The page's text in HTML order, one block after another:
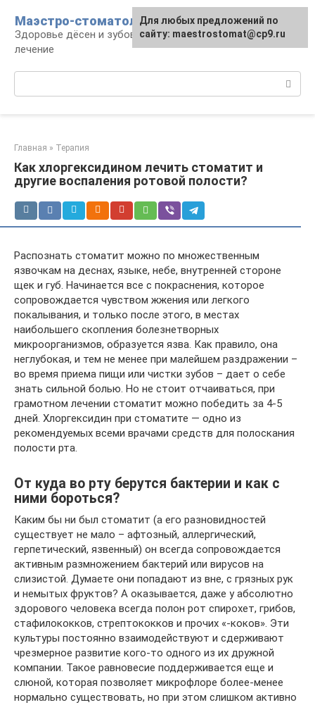
контенту
Маэстро-стоматолог
Здоровье дёсен и зубов, диагностика и
лечение
Главная » Терапия
Как хлоргексидином лечить стоматит и
другие воспаления ротовой полости?
Распознать стоматит можно по множественным
язвочкам на деснах, языке, небе, внутренней стороне
щек и губ. Начинается все с покраснения, которое
сопровождается чувством жжения или легкого
покалывания, и только после этого, в местах
наибольшего скопления болезнетворных
микроорганизмов, образуется язва. Как правило, она
неглубокая, и тем не менее при малейшем раздражении –
во время приема пищи или чистки зубов – дает о себе
знать сильной болью. Но не стоит отчаиваться, при
грамотном лечении стоматит можно победить за 4-5
дней. Хлоргексидин при стоматите — одно из
рекомендуемых всеми врачами средств для полоскания
полости рта.
От куда во рту берутся бактерии и как с
ними бороться?
Каким бы ни был стоматит (а его разновидностей
существует не мало – афтозный, аллергический,
герпетический, язвенный) он всегда сопровождается
активным размножением бактерий или вирусов на
слизистой. Думаете они попадают из вне, с грязных рук
и немытых фруктов? А оказывается, даже у абсолютно
здорового человека всегда полон рот спирохет, грибов,
стафилококков, стрептококков и прочих «-коков». Эти
культуры постоянно взаимодействуют и сдерживают
чрезмерное развитие кого-то одного из их дружной
компании. Такое равновесие поддерживается еще и
слюной, которая позволяет микрофлоре более-менее
нормально существовать, но при этом слишком активно
Для любых предложений по
сайту: maestrostomat@cp9.ru